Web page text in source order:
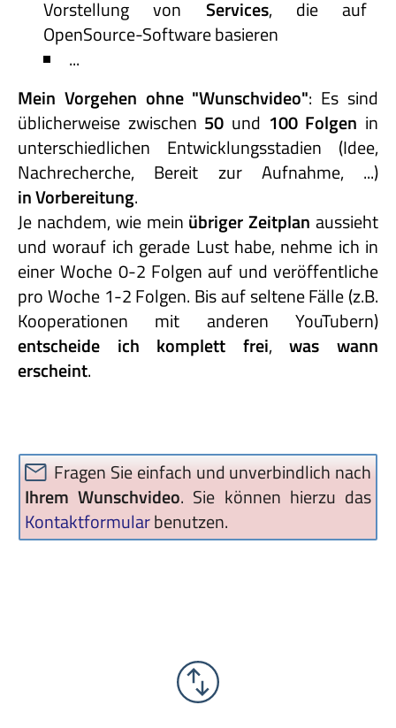
Vorstellung von Services, die auf
OpenSource-Software basieren
...
Mein Vorgehen ohne "Wunschvideo": Es sind
üblicherweise zwischen 50 und 100 Folgen in
unterschiedlichen Entwicklungsstadien (Idee,
Nachrecherche, Bereit zur Aufnahme, ...)
in Vorbereitung.
Je nachdem, wie mein übriger Zeitplan aussieht
und worauf ich gerade Lust habe, nehme ich in
einer Woche 0-2 Folgen auf und veröffentliche
pro Woche 1-2 Folgen. Bis auf seltene Fälle (z.B.
Kooperationen mit anderen YouTubern)
entscheide
ich komplett frei,was
wann
erscheint.
Fragen Sie einfach und unverbindlich nach
Ihrem Wunschvideo. Sie können hierzu das
Kontaktformularbenutzen.